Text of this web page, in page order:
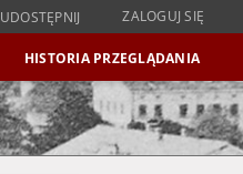
UDOSTĘPNIJ ZALOGUJ SIĘ
HISTORIA PRZEGLĄDANIA